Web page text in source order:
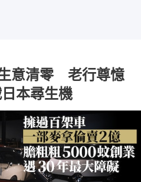
意清零 老行尊憶
本尋生機